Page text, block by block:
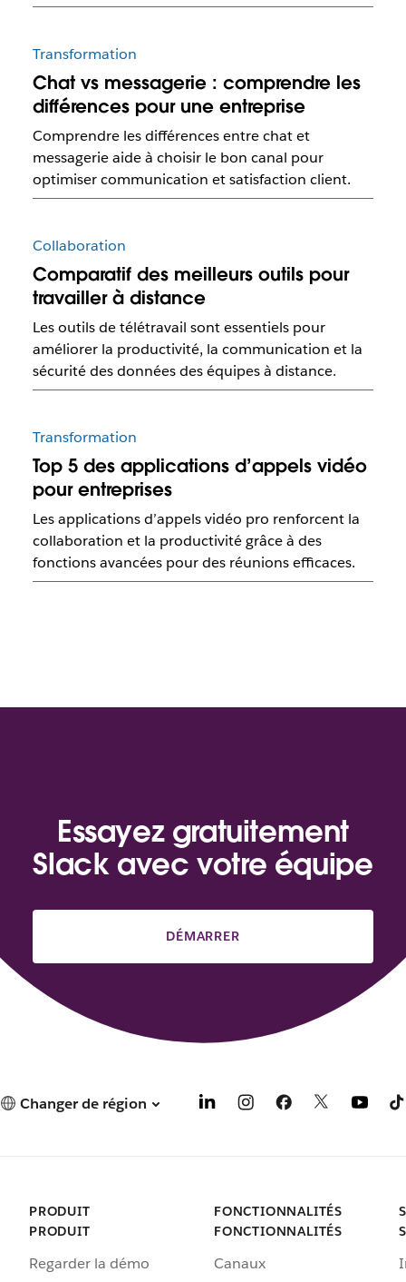
Transformation
Chat vs messagerie : comprendre les
différences pour une entreprise
Comprendre les différences entre chat et
messagerie aide à choisir le bon canal pour
optimiser communication et satisfaction client.
Collaboration
Comparatif des meilleurs outils pour
travailler à distance
Les outils de télétravail sont essentiels pour
améliorer la productivité, la communication et la
sécurité des données des équipes à distance.
Transformation
Top 5 des applications d’appels vidéo
pour entreprises
Les applications d’appels vidéo pro renforcent la
collaboration et la productivité grâce à des
fonctions avancées pour des réunions efficaces.
Essayez gratuitement
Slack avec votre équipe
DÉMARRER
Changer de région
PRODUIT
PRODUIT
Regarder la démo
FONCTIONNALITÉS
FONCTIONNALITÉS
Canaux